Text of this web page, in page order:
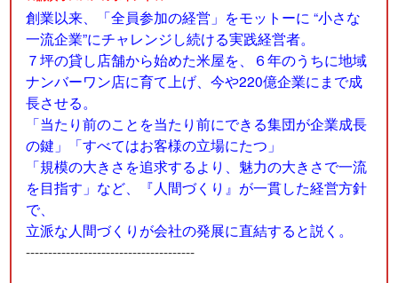
創業以来、「全員参加の経営」をモットーに “小さな
一流企業”にチャレンジし続ける実践経営者。
７坪の貸し店舗から始めた米屋を、６年のうちに地域
ナンバーワン店に育て上げ、今や220億企業にまで成
長させる。
「当たり前のことを当たり前にできる集団が企業成長
の鍵」「すべてはお客様の立場にたつ」
「規模の大きさを追求するより、魅力の大きさで一流
を目指す」など、『人間づくり』が一貫した経営方針
で、
立派な人間づくりが会社の発展に直結すると説く。
--------------------------------------